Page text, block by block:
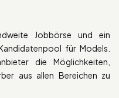
Jobbörse und ein
für Models.
die Möglichkeiten,
aus allen Bereichen zu